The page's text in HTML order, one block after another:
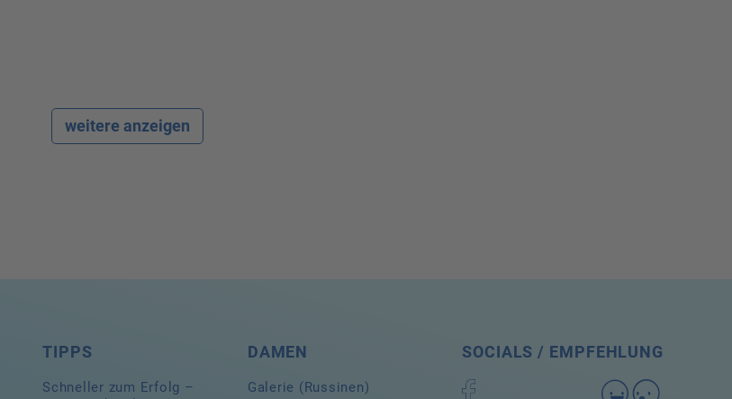
weitere anzeigen
TIPPS
Schneller zum Erfolg –
DAMEN
Galerie (Russinen)
SOCIALS / EMPFEHLUNG